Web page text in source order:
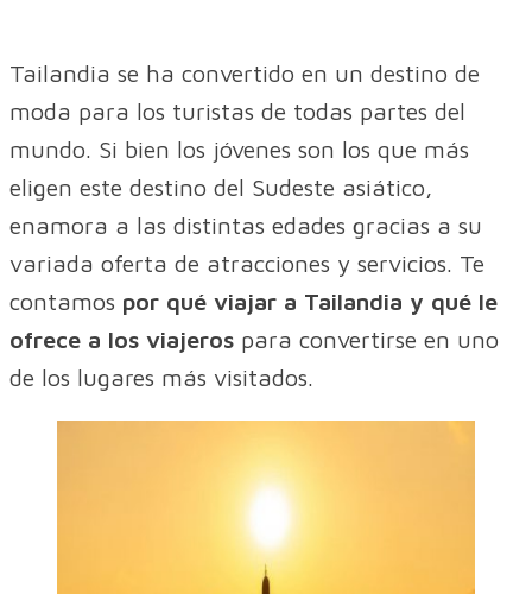
Tailandia se ha convertido en un destino de
moda para los turistas de todas partes del
mundo. Si bien los jóvenes son los que más
eligen este destino del Sudeste asiático,
enamora a las distintas edades gracias a su
variada oferta de atracciones y servicios. Te
contamos por qué viajar a Tailandia y qué le
ofrece a los viajeros para convertirse en uno
de los lugares más visitados.